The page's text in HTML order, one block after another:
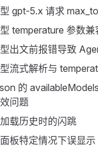
gpt-5.x 请求
temperature 参数兼
出文前报错导致
流式解析与
的
问题
载历史时的闪跳
板特定情况下误显